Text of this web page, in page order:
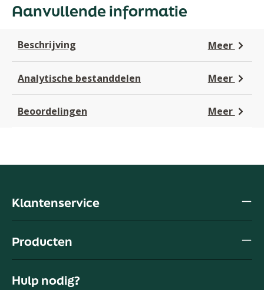
Aanvullende informatie
Beschrijving Meer
Analytische bestanddelen Meer
Beoordelingen Meer
Klantenservice
Producten
Hulp nodig?